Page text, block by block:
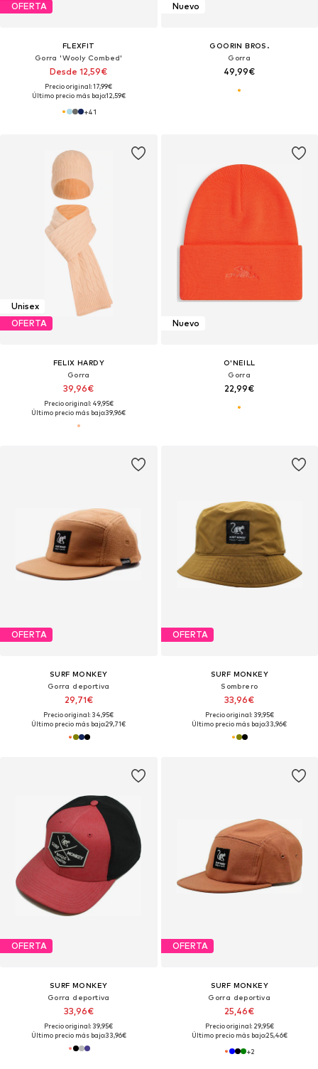
OFERTA
FLEXFIT
Gorra 'Wooly Combed'
Desde 12,59€
Precio original: 17,99€
Último precio más bajo:12,59€
+41
Nuevo
GOORIN BROS.
Gorra
49,99€
Unisex
OFERTA
FELIX HARDY
Gorra
39,96€
Precio original: 49,95€
Último precio más bajo:39,96€
Nuevo
O'NEILL
Gorra
22,99€
OFERTA
SURF MONKEY
Gorra deportiva
29,71€
Precio original: 34,95€
Último precio más bajo:29,71€
OFERTA
SURF MONKEY
Sombrero
33,96€
Precio original: 39,95€
Último precio más bajo:33,96€
OFERTA
SURF MONKEY
Gorra deportiva
33,96€
Precio original: 39,95€
Último precio más bajo:33,96€
OFERTA
SURF MONKEY
Gorra deportiva
25,46€
Precio original: 29,95€
Último precio más bajo:25,46€
+2